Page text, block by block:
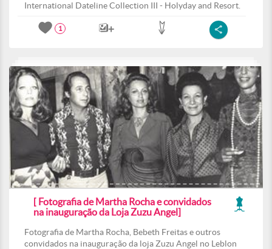
International Dateline Collection III - Holyday and Resort.
1
[ Fotografia de Martha Rocha e convidados
na inauguração da Loja Zuzu Angel]
Fotografia de Martha Rocha, Bebeth Freitas e outros
convidados na inauguração da loja Zuzu Angel no Leblon